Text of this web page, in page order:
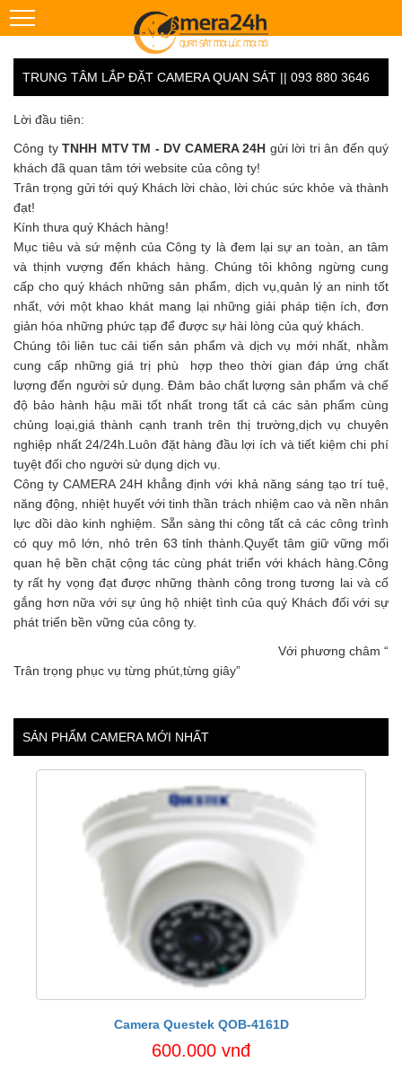
TRUNG TÂM LẮP ĐẶT CAMERA QUAN SÁT || 093 880 3646
Lời đầu tiên:
Công ty TNHH MTV TM - DV CAMERA 24H gửi lời tri ân đến quý
khách đã quan tâm tới website của công ty!
Trân trọng gửi tới quý Khách lời chào, lời chúc sức khỏe và thành
đạt!
Kính thưa quý Khách hàng!
Mục tiêu và sứ mệnh của Công ty là đem lại sự an toàn, an tâm
và thịnh vượng đến khách hàng. Chúng tôi không ngừng cung
cấp cho quý khách những sản phẩm, dịch vụ,quản lý an ninh tốt
nhất, với một khao khát mang lại những giải pháp tiện ích, đơn
giản hóa những phức tạp để được sự hài lòng của quý khách.
Chúng tôi liên tuc cải tiến sản phẩm và dịch vụ mới nhất, nhằm
cung cấp những giá trị phù hợp theo thời gian đáp ứng chất
lượng đến người sử dụng. Đảm bảo chất lượng sản phẩm và chế
độ bảo hành hậu mãi tốt nhất trong tất cả các sản phẩm cùng
chủng loại,giá thành cạnh tranh trên thị trường,dịch vụ chuyên
nghiệp nhất 24/24h.Luôn đặt hàng đầu lợi ích và tiết kiệm chi phí
tuyệt đối cho người sử dụng dịch vụ.
Công ty CAMERA 24H khẳng định với khả năng sáng tạo trí tuệ,
năng động, nhiệt huyết với tinh thần trách nhiệm cao và nền nhân
lực dồi dào kinh nghiệm. Sẵn sàng thi công tất cả các công trình
có quy mô lớn, nhỏ trên 63 tỉnh thành.Quyết tâm giữ vững mối
quan hệ bền chặt cộng tác cùng phát triển với khách hàng.Công
ty rất hy vọng đạt được những thành công trong tương lai và cố
gắng hơn nữa với sự ủng hộ nhiệt tình của quý Khách đối với sự
phát triển bền vững của công ty.
Với phương châm “
Trân trọng phục vụ từng phút,từng giây”
SẢN PHẨM CAMERA MỚI NHẤT
Camera Questek QOB-4161D
600.000 vnđ